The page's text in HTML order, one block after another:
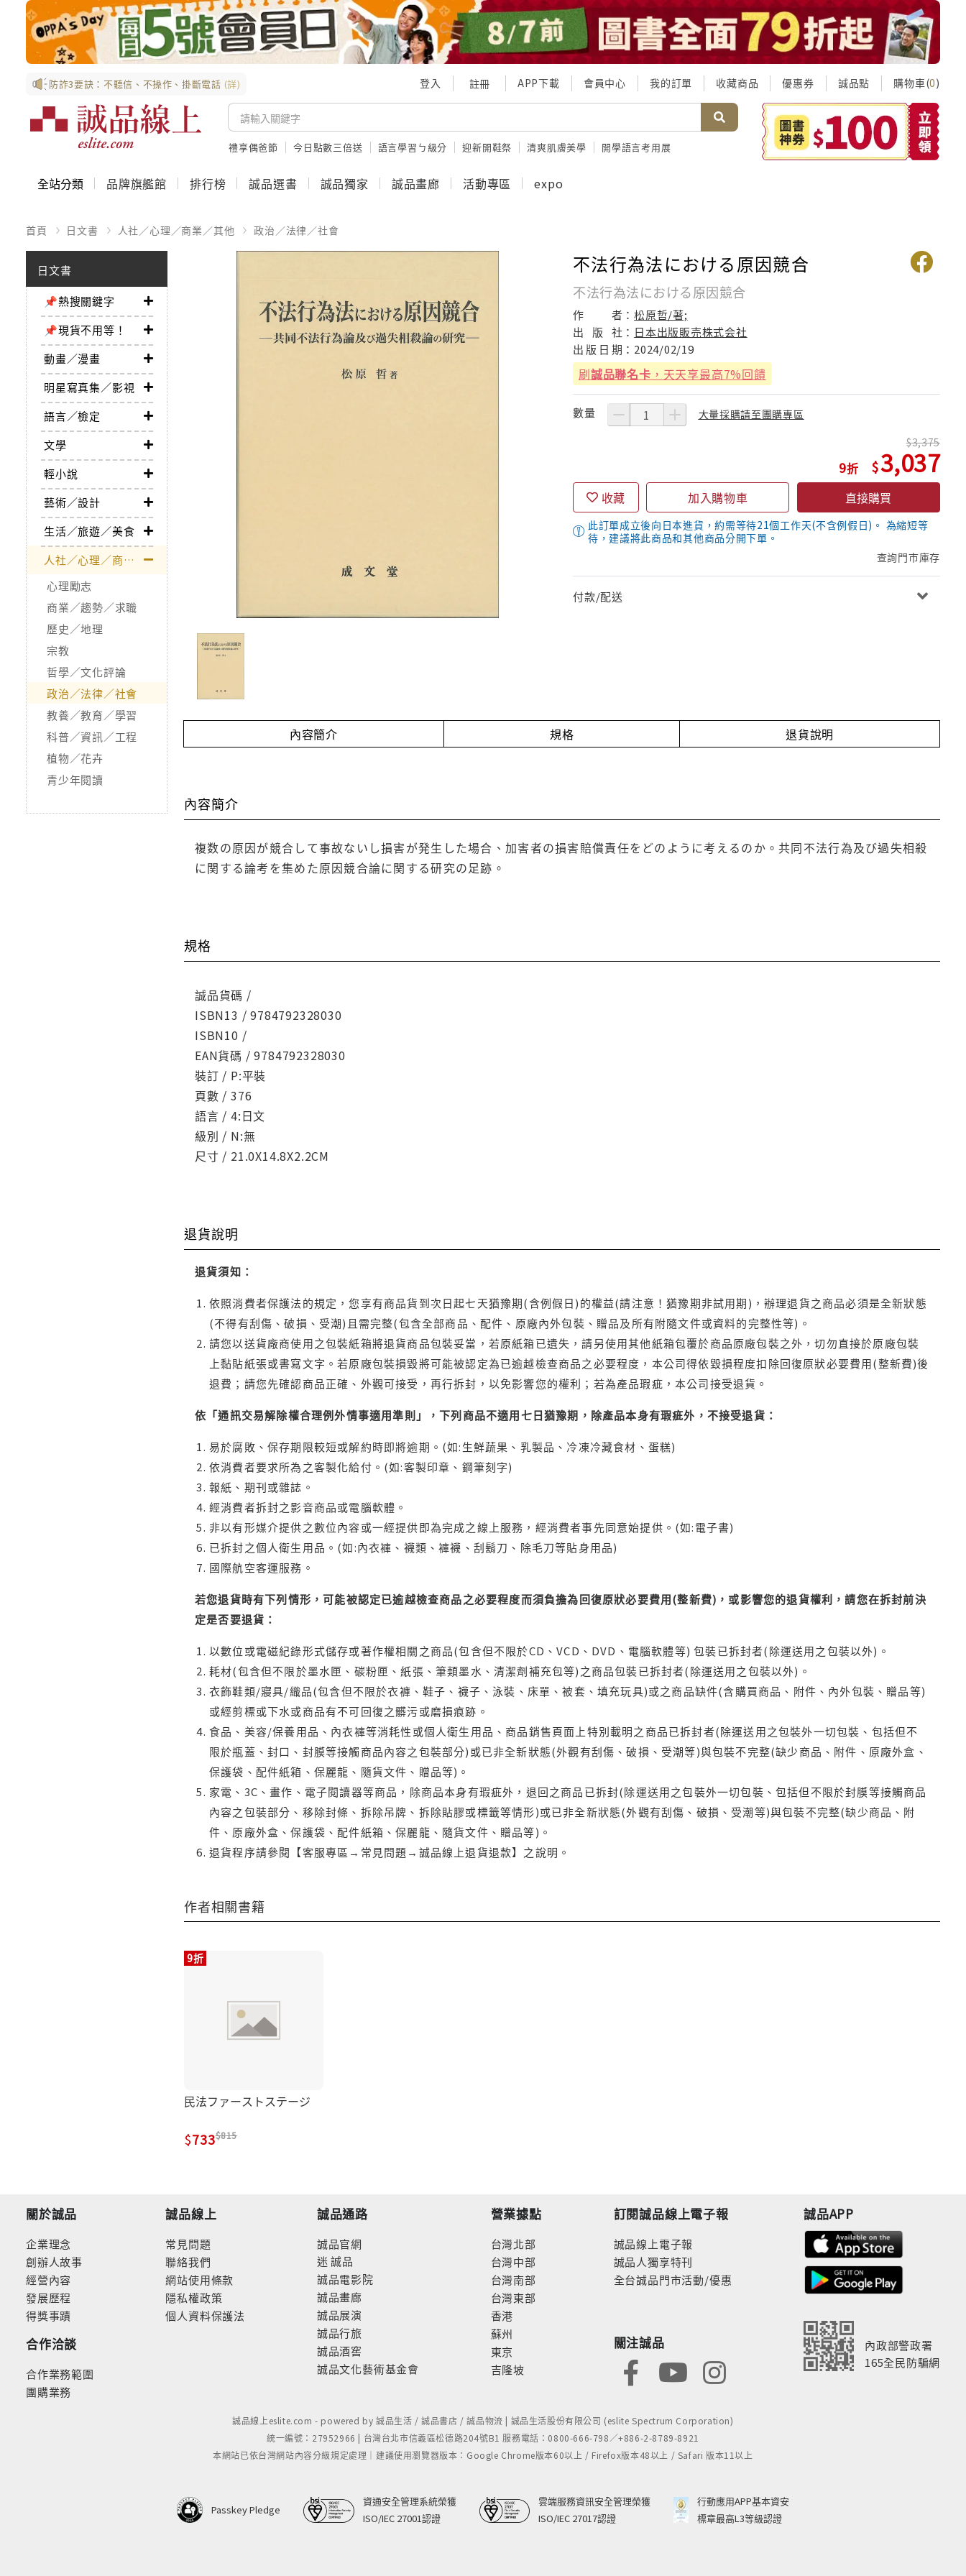
防詐3要訣：不聽信、不操作、掛斷電話 (詳) 登入 註冊 APP下載 會員中心 我的訂單 收藏商品 優惠券 誠品點 購物車(0)
禮享偶爸節 今日點數三倍送 語言學習ㄅ級分 迎新開鞋祭 清爽肌膚美學 開學語言考用展
全站分類 品牌旗艦館 排行榜 誠品選書 誠品獨家 誠品畫廊 活動專區 expo
首頁 日文書 人社／心理／商業／其他 政治／法律／社會
日文書
📌熱搜關鍵字
📌現貨不用等！
動畫／漫畫
明星寫真集／影視
語言／檢定
文學
輕小說
藝術／設計
生活／旅遊／美食
人社／心理／商業／其他
心理勵志
商業／趨勢／求職
歷史／地理
宗教
哲學／文化評論
政治／法律／社會
教養／教育／學習
科普／資訊／工程
植物／花卉
青少年閱讀
不法行為法における原因競合
不法行為法における原因競合
作 者：松原哲/著;
出
版 社： 日本出版販売株式会社
出 版 日 期： 2024/02/19
刷誠品聯名卡 ，天天享最高7%回饋
數量 大量採購請至團購專區
9
3,375
3,037
收藏 加入購物車 直接購買
此訂單成立後向日本進貨，約需等待21個工作天(不含例假日)。 為縮短等
待，建議將此商品和其他商品分開下單。
查詢門市庫存
付款/配送
內容簡介 規格 退貨說明
內容簡介
複数の原因が競合して事故ないし損害が発生した場合、加害者の損害賠償責任をどのように考えるのか。共同不法行為及び過失相殺
に関する論考を集めた原因競合論に関する研究の足跡。
規格
誠品貨碼 /
ISBN13 / 9784792328030
ISBN10 /
EAN貨碼 / 9784792328030
裝訂 / P:平裝
頁數 / 376
語言 / 4:日文
級別 / N:無
尺寸 / 21.0X14.8X2.2CM
退貨說明
退貨須知：
依照消費者保護法的規定，您享有商品貨到次日起七天猶豫期(含例假日)的權益(請注意！猶豫期非試用期)，辦理退貨之商品必須是全新狀態
(不得有刮傷、破損、受潮)且需完整(包含全部商品、配件、原廠內外包裝、贈品及所有附隨文件或資料的完整性等)。
請您以送貨廠商使用之包裝紙箱將退貨商品包裝妥當，若原紙箱已遺失，請另使用其他紙箱包覆於商品原廠包裝之外，切勿直接於原廠包裝
上黏貼紙張或書寫文字。若原廠包裝損毀將可能被認定為已逾越檢查商品之必要程度，本公司得依毀損程度扣除回復原狀必要費用(整新費)後
退費；請您先確認商品正確、外觀可接受，再行拆封，以免影響您的權利；若為產品瑕疵，本公司接受退貨。
依「通訊交易解除權合理例外情事適用準則」，下列商品不適用七日猶豫期，除產品本身有瑕疵外，不接受退貨：
易於腐敗、保存期限較短或解約時即將逾期。(如:生鮮蔬果、乳製品、冷凍冷藏食材、蛋糕)
依消費者要求所為之客製化給付。(如:客製印章、鋼筆刻字)
報紙、期刊或雜誌。
經消費者拆封之影音商品或電腦軟體。
非以有形媒介提供之數位內容或一經提供即為完成之線上服務，經消費者事先同意始提供。(如:電子書)
已拆封之個人衛生用品。(如:內衣褲、襪類、褲襪、刮鬍刀、除毛刀等貼身用品)
國際航空客運服務。
若您退貨時有下列情形，可能被認定已逾越檢查商品之必要程度而須負擔為回復原狀必要費用(整新費)，或影響您的退貨權利，請您在拆封前決
定是否要退貨：
以數位或電磁紀錄形式儲存或著作權相關之商品(包含但不限於CD、VCD、DVD、電腦軟體等) 包裝已拆封者(除運送用之包裝以外)。
耗材(包含但不限於墨水匣、碳粉匣、紙張、筆類墨水、清潔劑補充包等)之商品包裝已拆封者(除運送用之包裝以外)。
衣飾鞋類/寢具/織品(包含但不限於衣褲、鞋子、襪子、泳裝、床單、被套、填充玩具)或之商品缺件(含購買商品、附件、內外包裝、贈品等)
或經剪標或下水或商品有不可回復之髒污或磨損痕跡。
食品、美容/保養用品、內衣褲等消耗性或個人衛生用品、商品銷售頁面上特別載明之商品已拆封者(除運送用之包裝外一切包裝、包括但不
限於瓶蓋、封口、封膜等接觸商品內容之包裝部分)或已非全新狀態(外觀有刮傷、破損、受潮等)與包裝不完整(缺少商品、附件、原廠外盒、
保護袋、配件紙箱、保麗龍、隨貨文件、贈品等)。
家電、3C、畫作、電子閱讀器等商品，除商品本身有瑕疵外，退回之商品已拆封(除運送用之包裝外一切包裝、包括但不限於封膜等接觸商品
內容之包裝部分、移除封條、拆除吊牌、拆除貼膠或標籤等情形)或已非全新狀態(外觀有刮傷、破損、受潮等)與包裝不完整(缺少商品、附
件、原廠外盒、保護袋、配件紙箱、保麗龍、隨貨文件、贈品等)。
退貨程序請參閱【客服專區→常見問題→誠品線上退貨退款】之說明。
作者相關書籍
9折
民法ファーストステージ
733 815
關於誠品
企業理念
創辦人故事
經營內容
發展歷程
得獎事蹟
合作洽談
合作業務範圍
團購業務
誠品線上
常見問題
聯絡我們
網站使用條款
隱私權政策
個人資料保護法
誠品通路
誠品官網
迷 誠品
誠品電影院
誠品畫廊
誠品展演
誠品行旅
誠品酒窖
誠品文化藝術基金會
營業據點
台灣北部
台灣中部
台灣南部
台灣東部
香港
蘇州
東京
吉隆坡
訂閱誠品線上電子報
誠品線上電子報
誠品人獨享特刊
全台誠品門市活動/優惠
關注誠品
誠品APP
內政部警政署
165全民防騙網
誠品線上eslite.com - powered by 誠品生活 / 誠品書店 / 誠品物流 | 誠品生活股份有限公司 (eslite Spectrum Corporation)
統一編號：27952966 | 台灣台北市信義區松德路204號B1 服務電話：0800-666-798／+886-2-8789-8921
本網站已依台灣網站內容分級規定處理｜建議使用瀏覽器版本：Google Chrome版本60以上 / Firefox版本48以上 / Safari 版本11以上
Passkey Pledge
資通安全管理系統榮獲
ISO/IEC 27001認證
雲端服務資訊安全管理榮獲
ISO/IEC 27017認證
行動應用APP基本資安
標章最高L3等級認證